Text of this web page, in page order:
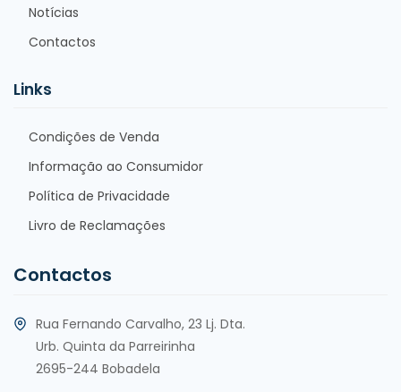
Notícias
Contactos
Links
Condições de Venda
Informação ao Consumidor
Política de Privacidade
Livro de Reclamações
Contactos
Rua Fernando Carvalho, 23 Lj. Dta.
Urb. Quinta da Parreirinha
2695-244 Bobadela